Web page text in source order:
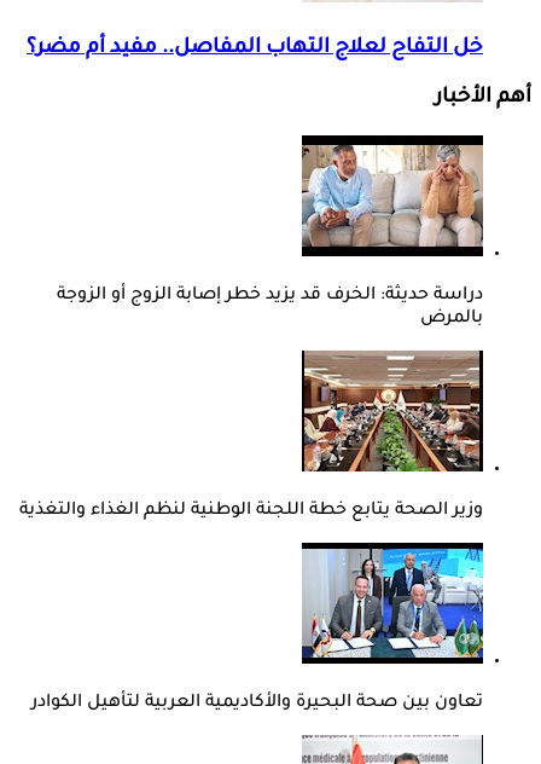
خل التفاح لعلاج التهاب المفاصل.. مفيد أم مضر؟
أهم الأخبار
دراسة حديثة: الخرف قد يزيد خطر إصابة الزوج أو الزوجة
بالمرض
وزير الصحة يتابع خطة اللجنة الوطنية لنظم الغذاء والتغذية
تعاون بين صحة البحيرة والأكاديمية العربية لتأهيل الكوادر